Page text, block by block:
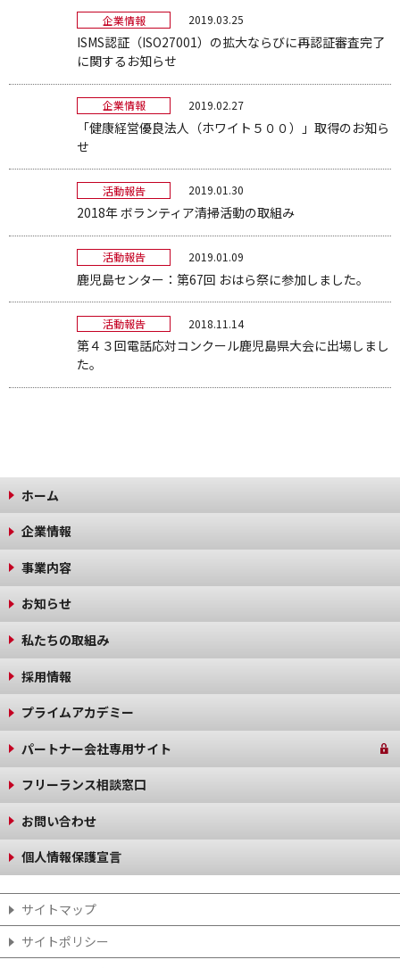
2019.03.25
企業情報
ISMS認証（ISO27001）の拡大ならびに再認証審査完了
に関するお知らせ
2019.02.27
企業情報
「健康経営優良法人（ホワイト５００）」取得のお知ら
せ
2019.01.30
活動報告
2018年 ボランティア清掃活動の取組み
2019.01.09
活動報告
鹿児島センター：第67回 おはら祭に参加しました。
2018.11.14
活動報告
第４３回電話応対コンクール鹿児島県大会に出場しまし
た。
ホーム
企業情報
事業内容
お知らせ
私たちの取組み
採用情報
プライムアカデミー
パートナー会社専用サイト
フリーランス相談窓口
お問い合わせ
個人情報保護宣言
サイトマップ
サイトポリシー